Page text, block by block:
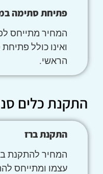
פתיחת סתימה
המחיר מתייחס
ואינו כולל
הראשי.
התקנת כלים
התקנת ברז
המחיר להתקנת
עצמו ומתייחס